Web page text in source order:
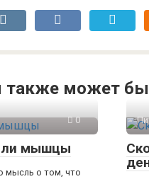
также может
0
мышцы
мысль о том, что